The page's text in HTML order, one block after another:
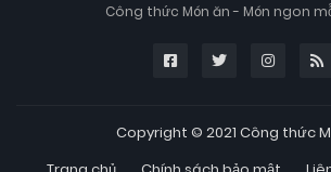
Công thức Món ăn - Món ngon
Copyright © 2021 Công thức